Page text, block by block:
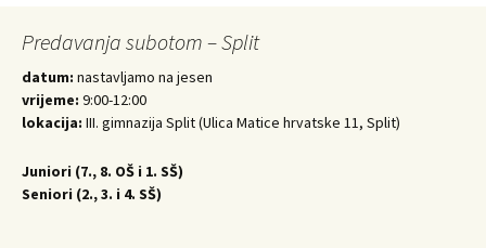
Predavanja subotom – Split
datum: nastavljamo na jesen
vrijeme: 9:00-12:00
lokacija: III. gimnazija Split (Ulica Matice hrvatske 11, Split)
Juniori (7., 8. OŠ i 1. SŠ)
Seniori (2., 3. i 4. SŠ)